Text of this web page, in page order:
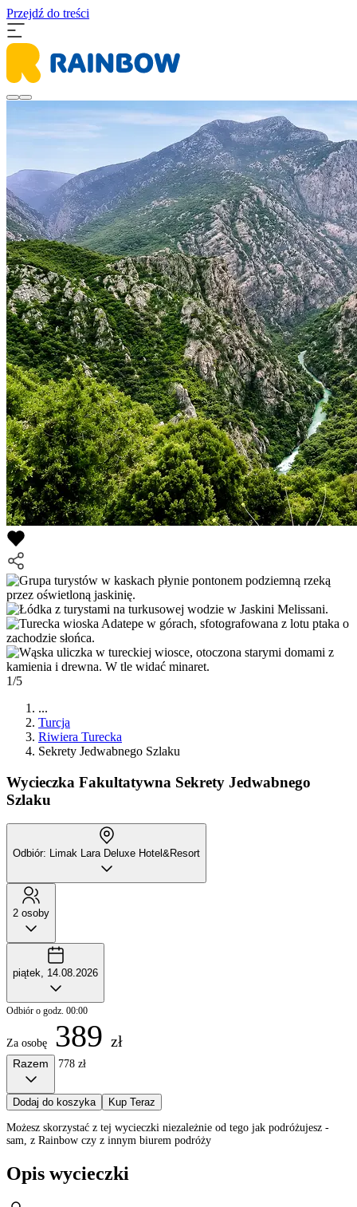
Przejdź do treści
1/5
...
Turcja
Riwiera Turecka
Sekrety Jedwabnego Szlaku
Wycieczka Fakultatywna Sekrety Jedwabnego
Szlaku
Odbiór: Limak Lara Deluxe Hotel&Resort
2 osoby
piątek, 14.08.2026
Odbiór o godz. 00:00
Za osobę 389 zł
Razem 778 zł
Dodaj do koszyka Kup Teraz
Możesz skorzystać z tej wycieczki niezależnie od tego jak podróżujesz -
sam, z Rainbow czy z innym biurem podróży
Opis wycieczki